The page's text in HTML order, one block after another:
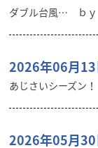
ダブル台風… ｂ
2026年06月13
あじさいシーズ
2026年05月30